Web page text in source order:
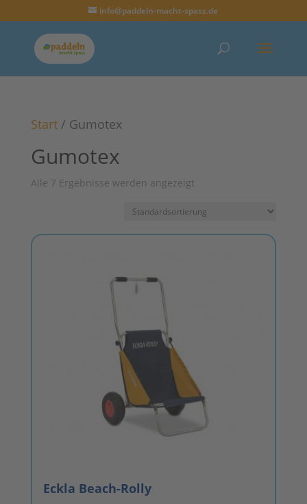
info@paddeln-macht-spass.de
Start/ Gumotex
Gumotex
Alle 7 Ergebnisse werden angezeigt
Eckla Beach-Rolly